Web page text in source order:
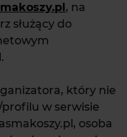
, na
służący do
który nie
w serwisie
osoba